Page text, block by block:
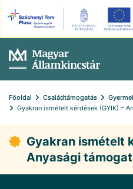
Főoldal Családtámogatás
Gyakran ismételt kérdések (GYIK) –
Gyakran ismételt
Anyasági